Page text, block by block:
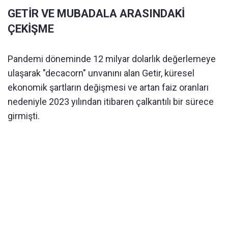
GETİR VE MUBADALA ARASINDAKİ
ÇEKİŞME
Pandemi döneminde 12 milyar dolarlık değerlemeye
ulaşarak "decacorn" unvanını alan Getir, küresel
ekonomik şartların değişmesi ve artan faiz oranları
nedeniyle 2023 yılından itibaren çalkantılı bir sürece
girmişti.